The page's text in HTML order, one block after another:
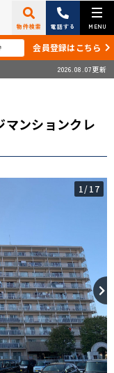
物件検索 電話する MENU
会員登録はこちら
2026.08.07更新
マンションクレ
1/17